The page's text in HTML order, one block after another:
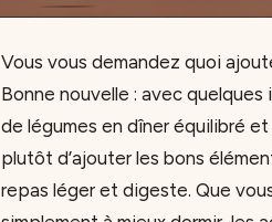
Vous vous demandez quoi
Bonne nouvelle : avec
de légumes en dîner équilibré et
plutôt d’ajouter les bons
repas léger et digeste. Que